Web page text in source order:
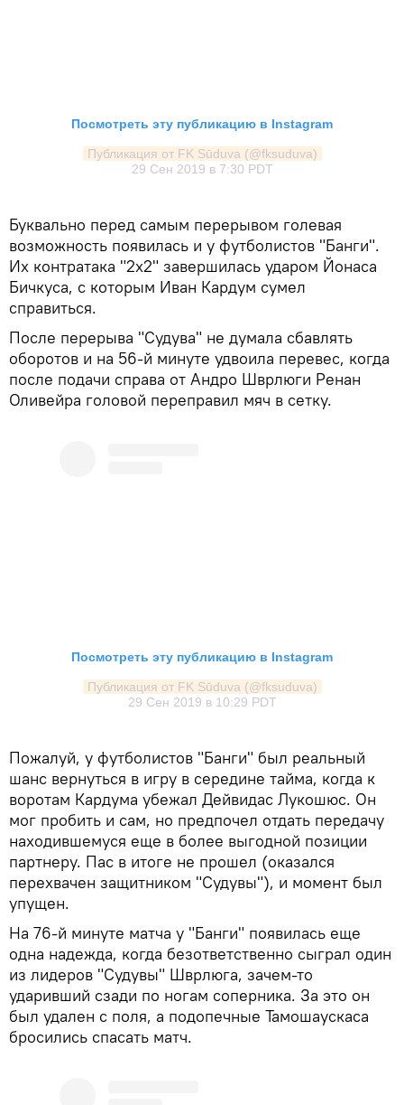
Посмотреть эту публикацию в Instagram
Публикация от FK Sūduva (@fksuduva)
29 Сен 2019 в 7:30 PDT
Буквально перед самым перерывом голевая
возможность появилась и у футболистов "Банги".
Их контратака "2х2" завершилась ударом Йонаса
Бичкуса, с которым Иван Кардум сумел
справиться.
После перерыва "Судува" не думала сбавлять
оборотов и на 56-й минуте удвоила перевес, когда
после подачи справа от Андро Шврлюги Ренан
Оливейра головой переправил мяч в сетку.
Посмотреть эту публикацию в Instagram
Публикация от FK Sūduva (@fksuduva)
29 Сен 2019 в 10:29 PDT
Пожалуй, у футболистов "Банги" был реальный
шанс вернуться в игру в середине тайма, когда к
воротам Кардума убежал Дейвидас Лукошюс. Он
мог пробить и сам, но предпочел отдать передачу
находившемуся еще в более выгодной позиции
партнеру. Пас в итоге не прошел (оказался
перехвачен защитником "Судувы"), и момент был
упущен.
На 76-й минуте матча у "Банги" появилась еще
одна надежда, когда безответственно сыграл один
из лидеров "Судувы" Шврлюга, зачем-то
ударивший сзади по ногам соперника. За это он
был удален с поля, а подопечные Тамошаускаса
бросились спасать матч.